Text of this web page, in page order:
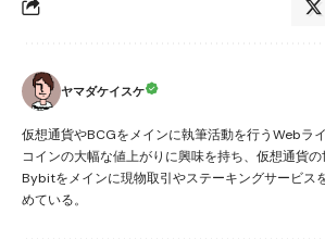
ヤマダケイスケ
仮想通貨やBCGをメインに執筆活動を行うWebラ
コインの大幅な値上がりに興味を持ち、仮想通貨の
Bybitをメインに現物取引やステーキングサービス
めている。